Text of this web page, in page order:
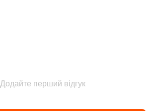
Додайте перший відгук